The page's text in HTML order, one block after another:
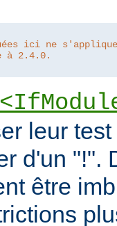
ici ne
à 2.4.0.
leur
d'un "!".
être